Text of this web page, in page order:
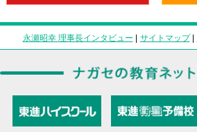
永瀬昭幸 理事長インタビュー | サイトマップ|